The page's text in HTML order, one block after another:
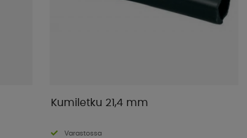
Kumiletku 21,4 mm
Varastossa